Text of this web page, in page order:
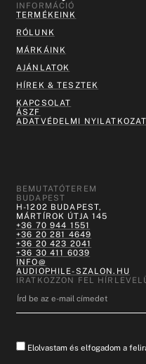
INFORMÁCIÓ
TERMÉKEINK
RÓLUNK
MÁRKÁINK
AJÁNLATOK
HÍREK & TESZTEK
KAPCSOLAT
ÁSZF
ADATVÉDELMI NYILATKOZAT
BEMUTATÓTEREM
BUDAPEST
H-1202 BUDAPEST,
MÁRTÍROK ÚTJA 145
+36 70 944 1551
+36 20 281 4649
+36 20 423 2041
+36 30 411 6039
INFO@
AUDIOPHILE-SZALON.HU
IRATKOZZON FEL
Elolvastam és elfogadom a